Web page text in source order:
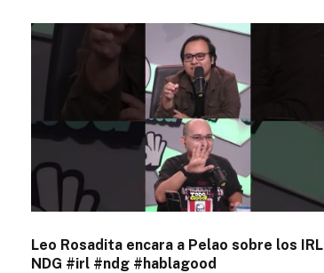
Leo Rosadita encara a Pelao sobre los
NDG #irl #ndg #hablagood